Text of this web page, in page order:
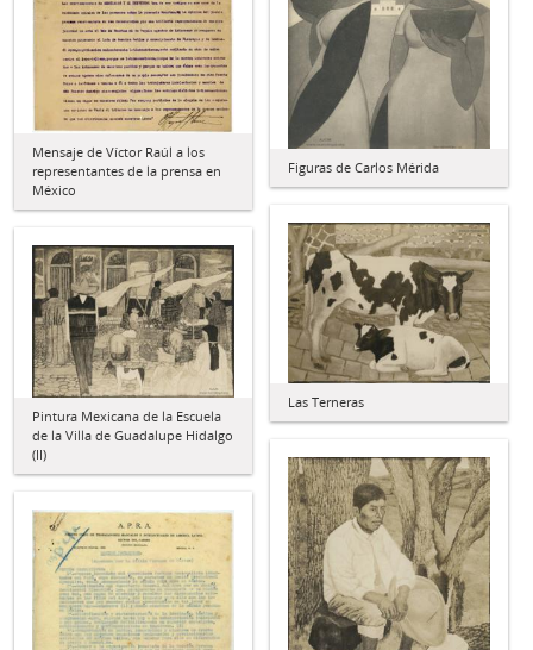
Mensaje de Víctor Raúl a los
representantes de la prensa en
México
Figuras de Carlos Mérida
Las Terneras
Pintura Mexicana de la Escuela
de la Villa de Guadalupe Hidalgo
(II)